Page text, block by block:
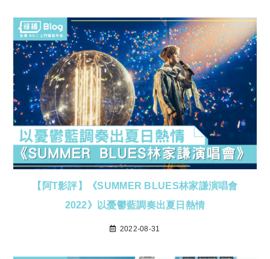
【阿T影評】《SUMMER BLUES林家謙演唱會
2022》以憂鬱藍調奏出夏日熱情
2022-08-31